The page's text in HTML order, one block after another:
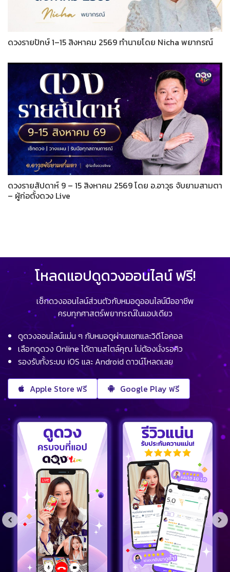
ดวงรายปักษ์ 1–15 สิงหาคม 2569 ทำนายโดย Nicha พยากรณ์
ดวงรายสัปดาห์ 9 – 15 สิงหาคม 2569 โดย อ.อาวุธ จับยามสามตา
– ผู้ก่อตั้งดวง Live
โหลดแอปดูดวงออนไลน์ ฟรี!
เช็กดวงออนไลน์ส่วนตัวกับหมอดูออนไลน์มืออาชีพ
ครบทุกศาสตร์พยากรณ์ในแอปเดียว
ดูดวงออนไลน์แม่น ๆ กับหมอดูผ่านแชทและวิดีโอคอล
เลือกดูดวง Online ได้ตามสไตล์คุณ ไม่ต้องนั่งรอคิว
รองรับทั้งระบบ iOS และ Android ดาวน์โหลดเลย
Apple Store ฟรี Google Play ฟรี